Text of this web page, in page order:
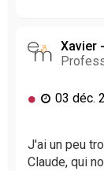
Xavier
M
s
a
03 déc.
J'ai un peu
Claude, qui